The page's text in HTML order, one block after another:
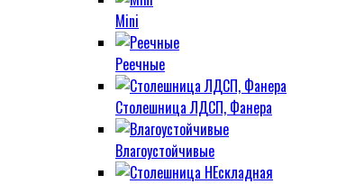
Mini
Реечные
Столешница ЛДСП, Фанера
Влагоустойчивые